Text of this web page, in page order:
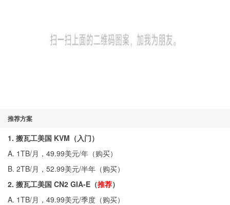
推荐方案
1. 搬瓦工美国 KVM（入门）
A. 1TB/月，49.99美元/年（购买）
B. 2TB/月，52.99美元/半年（购买）
2. 搬瓦工美国 CN2 GIA-E（推荐）
A. 1TB/月，49.99美元/季度（购买）